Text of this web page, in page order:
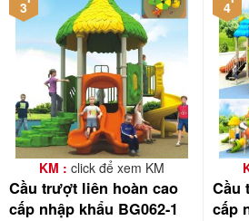
BABYCUATOI.VN với 15 năm kinh
lắp đặt và cung cấp các thiết bị sân
khẩu BBT Global chất lượng Châu Âu,
an toàn, bổ ích, đội kỹ thuật viên đồng
trong quá trình sử dụng. Một số hình
hoàn tại trường mầm non, khu vui chơi
sạn, trung tâm tiêm chủng, bệnh viện,...
3
KM : click để xem KM
Cầu trượt liên hoàn cao
cấp nhập khẩu BG062-1
4
Cầu
cấp